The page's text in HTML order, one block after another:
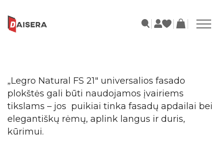
„Legro Natural FS 21″ universalios fasado
plokštės gali būti naudojamos įvairiems
tikslams – jos puikiai tinka fasadų apdailai bei
elegantiškų rėmų, aplink langus ir duris,
kūrimui.